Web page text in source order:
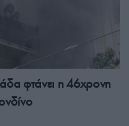
φτάνει η 46χρονη